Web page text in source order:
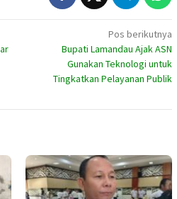
Pos berikutnya
Bupati Lamandau Ajak ASN
Gunakan Teknologi untuk
Tingkatkan Pelayanan Publik